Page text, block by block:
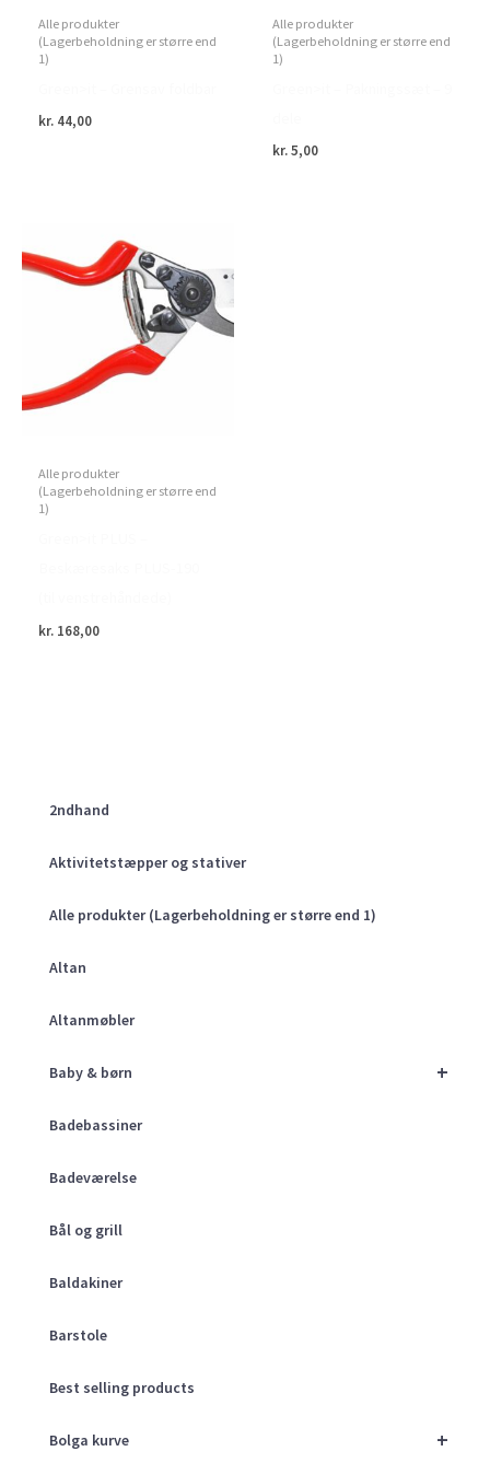
2ndhand
Aktivitetstæpper og stativer
Alle produkter (Lagerbeholdning er større end 1)
Altan
Altanmøbler
+
Baby & børn
Badebassiner
Badeværelse
Bål og grill
Baldakiner
Barstole
Best selling products
+
Bolga kurve
Alle produkter
(Lagerbeholdning er større end
1)
kr. 44,00
Alle produkter
(Lagerbeholdning er større end
1)
kr.5,00
Alle produkter
(Lagerbeholdning er større end
1)
kr. 168,00